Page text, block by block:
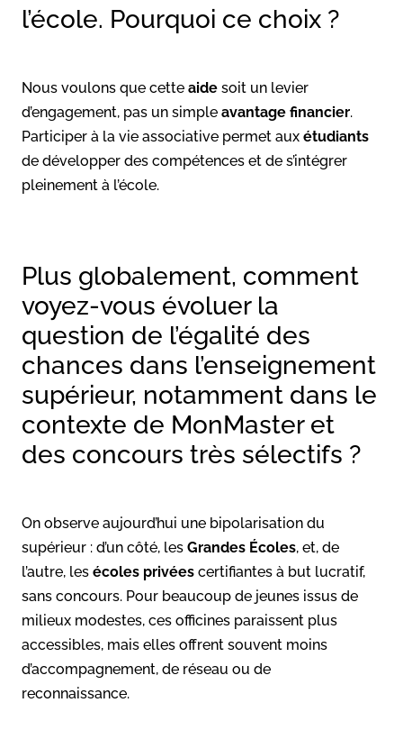
l’école. Pourquoi ce choix ?
Nous voulons que cette aide soit un levier
d’engagement, pas un simple avantage financier.
Participer à la vie associative permet aux étudiants
de développer des compétences et de s’intégrer
pleinement à l’école.
Plus globalement, comment
voyez-vous évoluer la
question de l’égalité des
chances dans l’enseignement
supérieur, notamment dans le
contexte de MonMaster et
des concours très sélectifs ?
On observe aujourd’hui une bipolarisation du
supérieur : d’un côté, les Grandes Écoles, et, de
l’autre, les écoles privées certifiantes à but lucratif,
sans concours. Pour beaucoup de jeunes issus de
milieux modestes, ces officines paraissent plus
accessibles, mais elles offrent souvent moins
d’accompagnement, de réseau ou de
reconnaissance.